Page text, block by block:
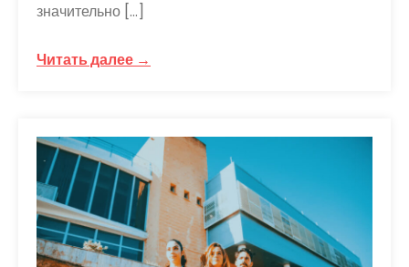
значительно […]
Читать далее →